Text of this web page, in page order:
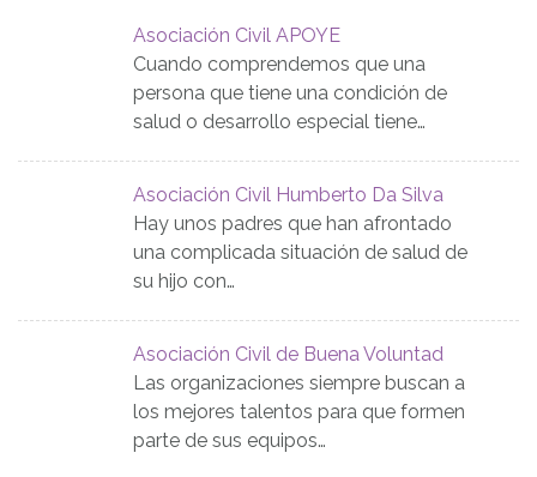
Asociación Civil APOYE
Cuando comprendemos que una
persona que tiene una condición de
salud o desarrollo especial tiene…
Asociación Civil Humberto Da Silva
Hay unos padres que han afrontado
una complicada situación de salud de
su hijo con…
Asociación Civil de Buena Voluntad
Las organizaciones siempre buscan a
los mejores talentos para que formen
parte de sus equipos…